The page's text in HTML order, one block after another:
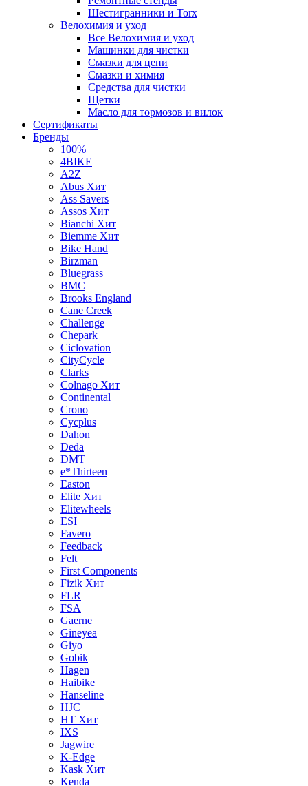
Шестигранники и Torx
Велохимия и уход
Все Велохимия и уход
Машинки для чистки
Смазки для цепи
Смазки и химия
Средства для чистки
Щетки
Масло для тормозов и вилок
Сертификаты
Бренды
100%
4BIKE
A2Z
Abus Хит
Ass Savers
Assos Хит
Bianchi Хит
Biemme Хит
Bike Hand
Birzman
Bluegrass
BMC
Brooks England
Cane Creek
Challenge
Chepark
Ciclovation
CityCycle
Clarks
Colnago Хит
Continental
Crono
Cycplus
Dahon
Deda
DMT
e*Thirteen
Easton
Elite Хит
Elitewheels
ESI
Favero
Feedback
Felt
First Components
Fizik Хит
FLR
FSA
Gaerne
Gineyea
Giyo
Gobik
Hagen
Haibike
Hanseline
HJC
HT Хит
IXS
Jagwire
K-Edge
Kask Хит
Kenda